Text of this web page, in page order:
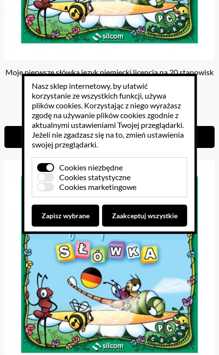
Moje pierwsze słówka język niemiecki licencja na 20 stanowisk
499.00 PLN
Do koszyka
Nasz sklep internetowy, by ułatwić
korzystanie ze wszystkich funkcji, używa
plików cookies. Korzystając z niego wyrażasz
zgodę na używanie plików cookies zgodnie z
aktualnymi ustawieniami Twojej przeglądarki.
Jeżeli nie zgadzasz się na to, zmień ustawienia
swojej przeglądarki.
Cookies niezbędne
Cookies statystyczne
Cookies marketingowe
Zapisz wybrane Zaakceptuj wszystkie